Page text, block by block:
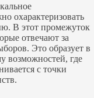
охарактеризовать
В этот промежуток
отвечают за
Это образует в
возможностей, где
с точки